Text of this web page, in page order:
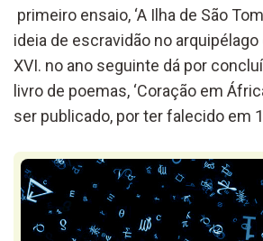
primeiro ensaio, ‘A Ilha de São
ideia de escravidão no
XVI. no ano seguinte dá por
livro de poemas, ‘Coração em
ser publicado, por ter falecido em